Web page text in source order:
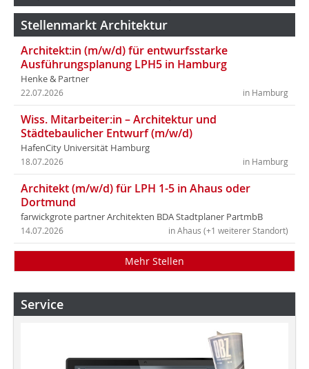
Stellenmarkt Architektur
Architekt:in (m/w/d) für entwurfsstarke
Ausführungsplanung LPH5 in Hamburg
Henke & Partner
in Hamburg
22.07.2026
Wiss. Mitarbeiter:in – Architektur und
Städtebaulicher Entwurf (m/w/d)
HafenCity Universität Hamburg
in Hamburg
18.07.2026
Architekt (m/w/d) für LPH 1-5 in Ahaus oder
Dortmund
farwickgrote partner Architekten BDA Stadtplaner PartmbB
in Ahaus (+1 weiterer Standort)
14.07.2026
Mehr Stellen
Service